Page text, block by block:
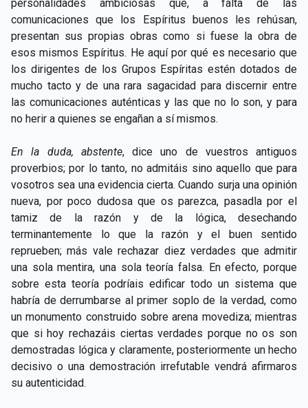
personalidades ambiciosas que, a falta de las
comunicaciones que los Espíritus buenos les rehúsan,
presentan sus propias obras como si fuese la obra de
esos mismos Espíritus. He aquí por qué es necesario que
los dirigentes de los Grupos Espíritas estén dotados de
mucho tacto y de una rara sagacidad para discernir entre
las comunicaciones auténticas y las que no lo son, y para
no herir a quienes se engañan a sí mismos.
En la duda, abstente, dice uno de vuestros antiguos
proverbios; por lo tanto, no admitáis sino aquello que para
vosotros sea una evidencia cierta. Cuando surja una opinión
nueva, por poco dudosa que os parezca, pasadla por el
tamiz de la razón y de la lógica, desechando
terminantemente lo que la razón y el buen sentido
reprueben; más vale rechazar diez verdades que admitir
una sola mentira, una sola teoría falsa. En efecto, porque
sobre esta teoría podríais edificar todo un sistema que
habría de derrumbarse al primer soplo de la verdad, como
un monumento construido sobre arena movediza; mientras
que si hoy rechazáis ciertas verdades porque no os son
demostradas lógica y claramente, posteriormente un hecho
decisivo o una demostración irrefutable vendrá afirmaros
su autenticidad.